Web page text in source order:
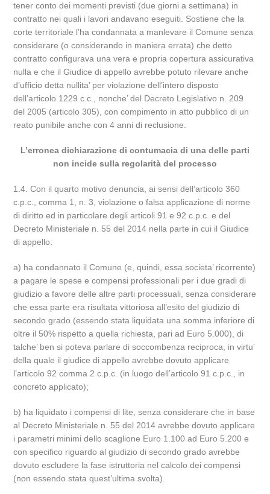
tener conto dei momenti previsti (due giorni a settimana) in
contratto nei quali i lavori andavano eseguiti. Sostiene che la
corte territoriale l’ha condannata a manlevare il Comune senza
considerare (o considerando in maniera errata) che detto
contratto configurava una vera e propria copertura assicurativa
nulla e che il Giudice di appello avrebbe potuto rilevare anche
d’ufficio detta nullita’ per violazione dell’intero disposto
dell’articolo 1229 c.c., nonche’ del Decreto Legislativo n. 209
del 2005 (articolo 305), con compimento in atto pubblico di un
reato punibile anche con 4 anni di reclusione.
L’erronea dichiarazione di contumacia di una delle parti
non incide sulla regolarità del processo
1.4. Con il quarto motivo denuncia, ai sensi dell’articolo 360
c.p.c., comma 1, n. 3, violazione o falsa applicazione di norme
di diritto ed in particolare degli articoli 91 e 92 c.p.c. e del
Decreto Ministeriale n. 55 del 2014 nella parte in cui il Giudice
di appello:
a) ha condannato il Comune (e, quindi, essa societa’ ricorrente)
a pagare le spese e compensi professionali per i due gradi di
giudizio a favore delle altre parti processuali, senza considerare
che essa parte era risultata vittoriosa all’esito del giudizio di
secondo grado (essendo stata liquidata una somma inferiore di
oltre il 50% rispetto a quella richiesta, pari ad Euro 5.000), di
talche’ ben si poteva parlare di soccombenza reciproca, in virtu’
della quale il giudice di appello avrebbe dovuto applicare
l’articolo 92 comma 2 c.p.c. (in luogo dell’articolo 91 c.p.c., in
concreto applicato);
b) ha liquidato i compensi di lite, senza considerare che in base
al Decreto Ministeriale n. 55 del 2014 avrebbe dovuto applicare
i parametri minimi dello scaglione Euro 1.100 ad Euro 5.200 e
con specifico riguardo al giudizio di secondo grado avrebbe
dovuto escludere la fase istruttoria nel calcolo dei compensi
(non essendo stata quest’ultima svolta).